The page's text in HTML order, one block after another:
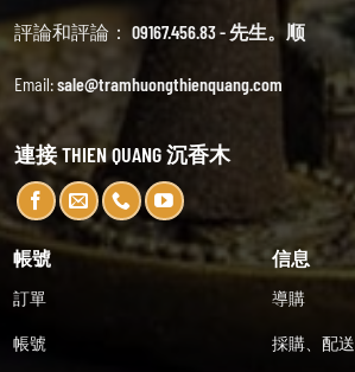
評論和評論： 09167.456.83 - 先生。顺
Email:sale@tramhuongthienquang.com
連接 THIEN QUANG 沉香木
帳號
訂單
帳號
信息
導購
採購、配送